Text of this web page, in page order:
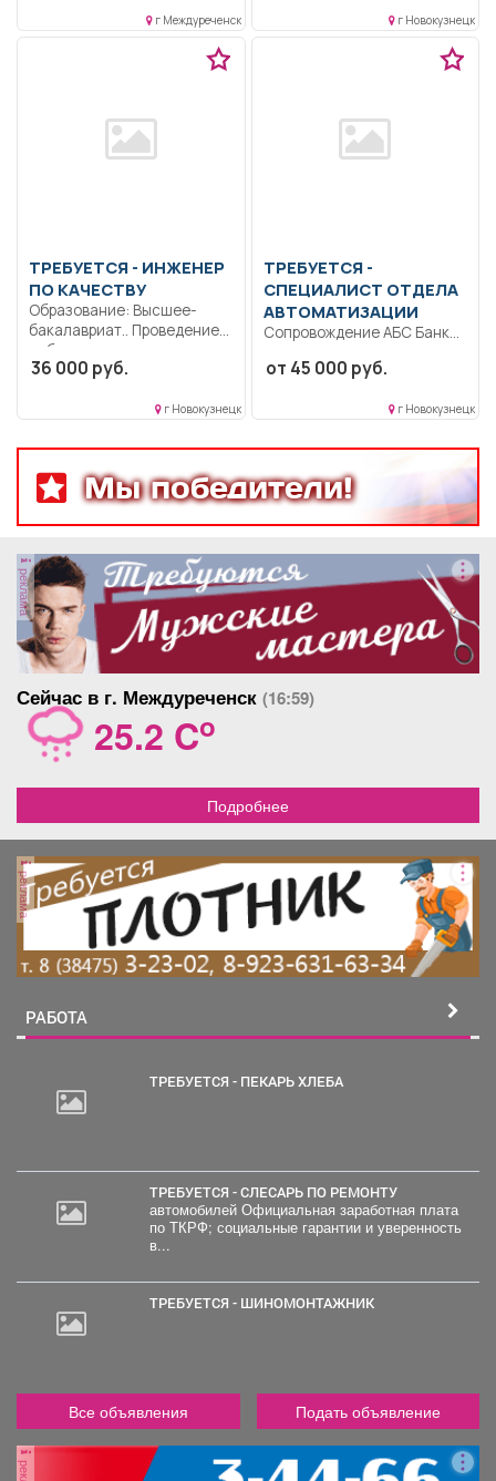
г Междуреченск г Новокузнецк
ТРЕБУЕТСЯ - ИНЖЕНЕР
ПО КАЧЕСТВУ
Образование: Высшее-
бакалавриат.. Проведение
выборочного
статистического контроля
36 000 руб.
г Новокузнецк
ТРЕБУЕТСЯ -
СПЕЦИАЛИСТ ОТДЕЛА
АВТОМАТИЗАЦИИ
Сопровождение АБС Банка,
банка, в т.ч. новых...
от 45 000 руб.
г Новокузнецк
Мы победители!
реклама
Сейчас в г. Междуреченск (16:59)
25.2 Co
Подробнее
реклама
РАБОТА
ТРЕБУЕТСЯ - ПЕКАРЬ ХЛЕБА
ТРЕБУЕТСЯ - СЛЕСАРЬ ПО РЕМОНТУ
автомобилей Официальная заработная плата
по ТКРФ; социальные гарантии и уверенность
в...
ТРЕБУЕТСЯ - ШИНОМОНТАЖНИК
Все объявления Подать объявление